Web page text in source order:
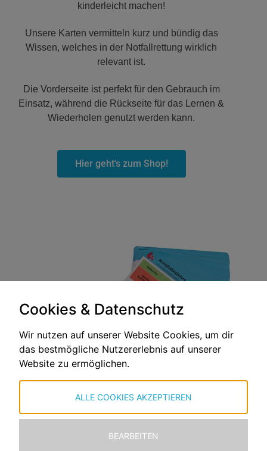
kinderleicht machen!
Unsere Karten vermitteln kurz und bündig das
Wissen, welches in der Notfallrettung wirklich
relevant ist.
Die Vorderseite ist perfekt für den Gebrauch im
Einsatz, während die Rückseite für das Lernen &
Wiederholen genutzt werden kann.
Hier geht's zum Shop!
Cookies & Datenschutz
Wir nutzen auf unserer Website Cookies, um dir
das bestmögliche Nutzererlebnis auf unserer
Website zu ermöglichen.
ALLE COOKIES AKZEPTIEREN
BEARBEITEN